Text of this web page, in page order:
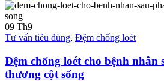
09 Th9
Tư vấn tiêu dùng, Đệm chống loét
Đệm chống loét cho bệnh nhân
thương cột sống